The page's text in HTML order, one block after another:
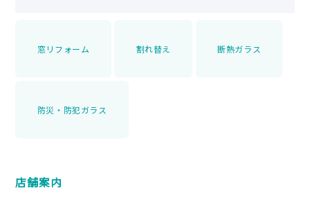
窓リフォーム 割れ替え 断熱ガラス
防災・防犯ガラス
店舗案内